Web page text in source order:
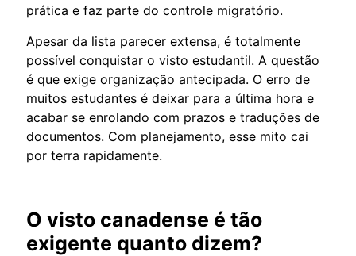
prática e faz parte do controle migratório.
Apesar da lista parecer extensa, é totalmente
possível conquistar o visto estudantil. A questão
é que exige organização antecipada. O erro de
muitos estudantes é deixar para a última hora e
acabar se enrolando com prazos e traduções de
documentos. Com planejamento, esse mito cai
por terra rapidamente.
O visto canadense é tão
exigente quanto dizem?